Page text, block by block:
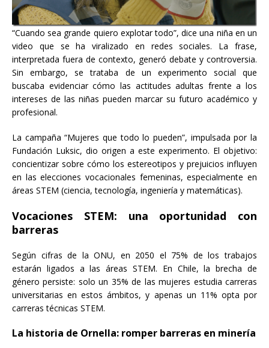
“Cuando sea grande quiero explotar todo”, dice una niña en un
video que se ha viralizado en redes sociales. La frase,
interpretada fuera de contexto, generó debate y controversia.
Sin embargo, se trataba de un experimento social que
buscaba evidenciar cómo las actitudes adultas frente a los
intereses de las niñas pueden marcar su futuro académico y
profesional.
La campaña “Mujeres que todo lo pueden”, impulsada por la
Fundación Luksic, dio origen a este experimento. El objetivo:
concientizar sobre cómo los estereotipos y prejuicios influyen
en las elecciones vocacionales femeninas, especialmente en
áreas STEM (ciencia, tecnología, ingeniería y matemáticas).
Vocaciones STEM: una oportunidad con
barreras
Según cifras de la ONU, en 2050 el 75% de los trabajos
estarán ligados a las áreas STEM. En Chile, la brecha de
género persiste: solo un 35% de las mujeres estudia carreras
universitarias en estos ámbitos, y apenas un 11% opta por
carreras técnicas STEM.
La historia de Ornella: romper barreras en minería